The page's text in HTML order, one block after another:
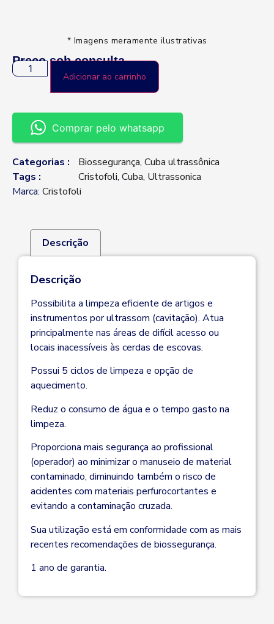
* Imagens meramente ilustrativas
Preço sob consulta
Adicionar ao carrinho
Comprar pelo whatsapp
Categorias : Biossegurança, Cuba ultrassônica
Tags :
Cristofoli, Cuba, Ultrassonica
Marca: Cristofoli
Descrição
Descrição
Possibilita a limpeza eficiente de artigos e
instrumentos por ultrassom (cavitação). Atua
principalmente nas áreas de difícil acesso ou
locais inacessíveis às cerdas de escovas.
Possui 5 ciclos de limpeza e opção de
aquecimento.
Reduz o consumo de água e o tempo gasto na
limpeza.
Proporciona mais segurança ao profissional
(operador) ao minimizar o manuseio de material
contaminado, diminuindo também o risco de
acidentes com materiais perfurocortantes e
evitando a contaminação cruzada.
Sua utilização está em conformidade com as mais
recentes recomendações de biossegurança.
1 ano de garantia.